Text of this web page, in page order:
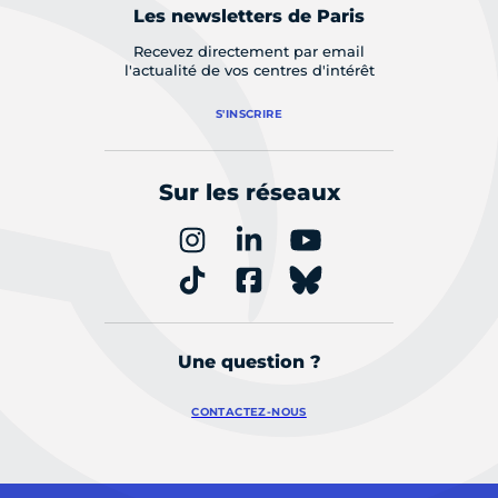
Les newsletters de Paris
Recevez directement par email
l'actualité de vos centres d'intérêt
S'INSCRIRE
Sur les réseaux
Une question ?
CONTACTEZ-NOUS